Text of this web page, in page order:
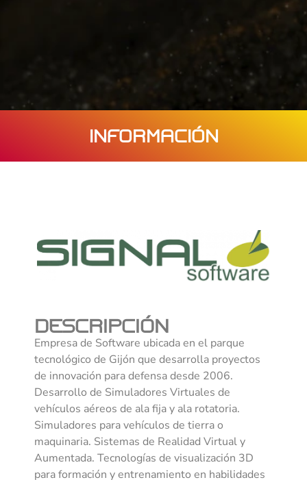
INFORMACIÓN
DESCRIPCIÓN
Empresa de Software ubicada en el parque
tecnológico de Gijón que desarrolla proyectos
de innovación para defensa desde 2006.
Desarrollo de Simuladores Virtuales de
vehículos aéreos de ala fija y ala rotatoria.
Simuladores para vehículos de tierra o
maquinaria. Sistemas de Realidad Virtual y
Aumentada. Tecnologías de visualización 3D
para formación y entrenamiento en habilidades